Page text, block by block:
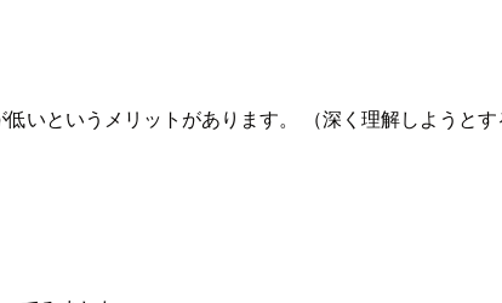
いというメリットがあります。 （深く理解しようと